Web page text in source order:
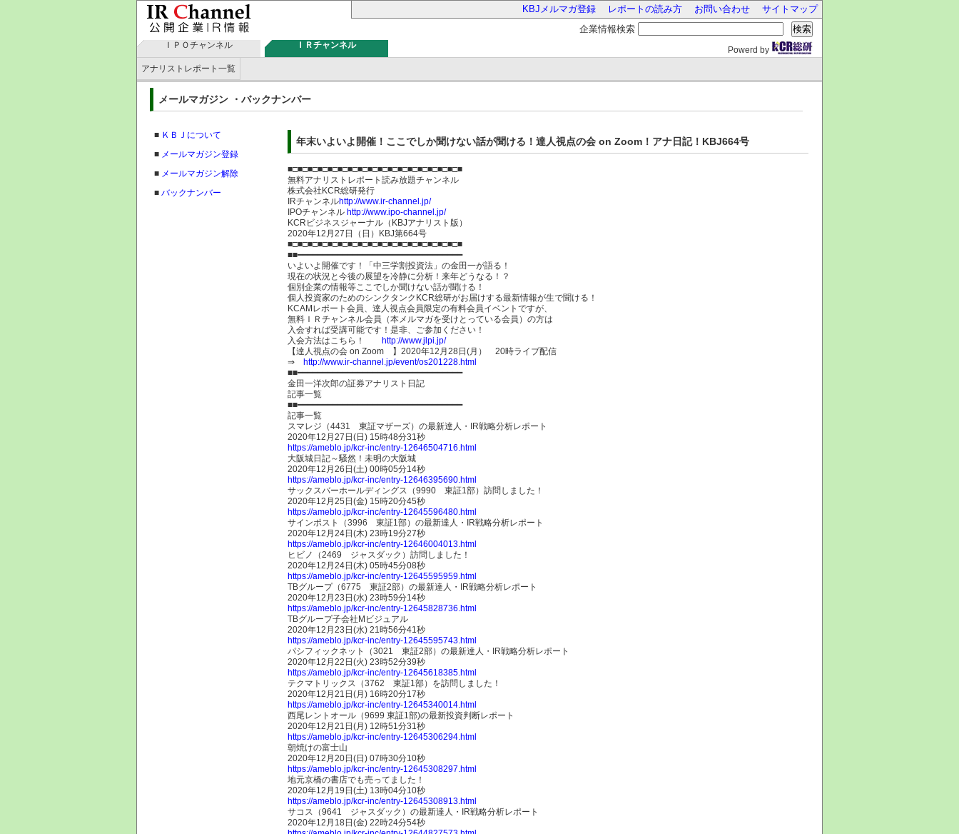
KBJメルマガ登録 レポートの読み方 お問い合わせ
サイトマップ
企業情報検索
検索
ＩＰＯチャンネル ＩＲチャンネル
Powerd by
アナリストレポート一覧
メールマガジン ・バックナンバー
■ ＫＢＪについて
■ メールマガジン登録
■ メールマガジン解除
■ バックナンバー
年末いよいよ開催！ここでしか聞けない話が聞ける！達人視点の会 on Zoom！アナ日記！KBJ664号
■□■□■□■□■□■□■□■□■□■□■□■□■□■□■□■□■□■
無料アナリストレポート読み放題チャンネル
株式会社KCR総研発行
IRチャンネルhttp://www.ir-channel.jp/
IPOチャンネル http://www.ipo-channel.jp/
KCRビジネスジャーナル（KBJアナリスト版）
2020年12月27日（日）KBJ第664号
■□■□■□■□■□■□■□■□■□■□■□■□■□■□■□■□■□■
■■━━━━━━━━━━━━━━━━━━━━━━━━━━━━━━━━━
いよいよ開催です！「中三学割投資法」の金田一が語る！
現在の状況と今後の展望を冷静に分析！来年どうなる！？
個別企業の情報等ここでしか聞けない話が聞ける！
個人投資家のためのシンクタンクKCR総研がお届けする最新情報が生で聞ける！
KCAMレポート会員、達人視点会員限定の有料会員イベントですが、
無料ＩＲチャンネル会員（本メルマガを受けとっている会員）の方は
入会すれば受講可能です！是非、ご参加ください！
入会方法はこちら！ http://www.jlpi.jp/
【達人視点の会 on Zoom 】2020年12月28日(月） 20時ライブ配信
⇒ http://www.ir-channel.jp/event/os201228.html
■■━━━━━━━━━━━━━━━━━━━━━━━━━━━━━━━━━
金田一洋次郎の証券アナリスト日記
記事一覧
■■━━━━━━━━━━━━━━━━━━━━━━━━━━━━━━━━━
記事一覧
スマレジ（4431 東証マザーズ）の最新達人・IR戦略分析レポート
2020年12月27日(日) 15時48分31秒
https://ameblo.jp/kcr-inc/entry-12646504716.html
大阪城日記～騒然！未明の大阪城
2020年12月26日(土) 00時05分14秒
https://ameblo.jp/kcr-inc/entry-12646395690.html
サックスバーホールディングス（9990 東証1部）訪問しました！
2020年12月25日(金) 15時20分45秒
https://ameblo.jp/kcr-inc/entry-12645596480.html
サインポスト（3996 東証1部）の最新達人・IR戦略分析レポート
2020年12月24日(木) 23時19分27秒
https://ameblo.jp/kcr-inc/entry-12646004013.html
ヒビノ（2469 ジャスダック）訪問しました！
2020年12月24日(木) 05時45分08秒
https://ameblo.jp/kcr-inc/entry-12645595959.html
TBグループ（6775 東証2部）の最新達人・IR戦略分析レポート
2020年12月23日(水) 23時59分14秒
https://ameblo.jp/kcr-inc/entry-12645828736.html
TBグループ子会社Mビジュアル
2020年12月23日(水) 21時56分41秒
https://ameblo.jp/kcr-inc/entry-12645595743.html
パシフィックネット（3021 東証2部）の最新達人・IR戦略分析レポート
2020年12月22日(火) 23時52分39秒
https://ameblo.jp/kcr-inc/entry-12645618385.html
テクマトリックス（3762 東証1部）を訪問しました！
2020年12月21日(月) 16時20分17秒
https://ameblo.jp/kcr-inc/entry-12645340014.html
西尾レントオール（9699 東証1部)の最新投資判断レポート
2020年12月21日(月) 12時51分31秒
https://ameblo.jp/kcr-inc/entry-12645306294.html
朝焼けの富士山
2020年12月20日(日) 07時30分10秒
https://ameblo.jp/kcr-inc/entry-12645308297.html
地元京橋の書店でも売ってました！
2020年12月19日(土) 13時04分10秒
https://ameblo.jp/kcr-inc/entry-12645308913.html
サコス（9641 ジャスダック）の最新達人・IR戦略分析レポート
2020年12月18日(金) 22時24分54秒